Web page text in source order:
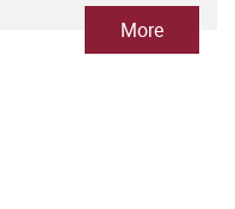
More